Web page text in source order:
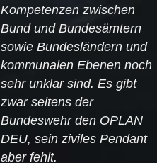
Kompetenzen zwischen
Bund und Bundesämtern
sowie Bundesländern und
kommunalen Ebenen noch
sehr unklar sind. Es gibt
zwar seitens der
Bundeswehr den OPLAN
DEU, sein ziviles Pendant
aber fehlt.